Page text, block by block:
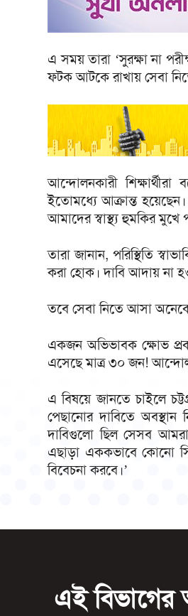
এ সময় তারা ‘সুরক্ষা না
ফটক আটকে রাখায় সেবা
আন্দোলনকারী
ইতোমধ্যে আক্রান্ত
আমাদের স্বাস্থ্য হুমকির মুখে
তারা জানান, পরিস্থিতি
করা হোক। দাবি আদায় না
তবে সেবা নিতে আসা
একজন অভিভাবক ক্ষোভ
এসেছে মাত্র ৩০ জন!
এ বিষয়ে জানতে চাইলে
পেছানোর দাবিতে অবস্থান
দাবিগুলো ছিল সেসব আমরা
এছাড়া এককভাবে কোনো
বিবেচনা করবে।’
এই